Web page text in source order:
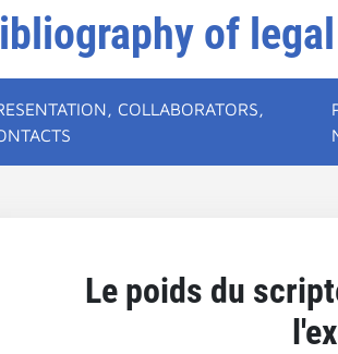
of
COLLABORATORS,
Le poids du